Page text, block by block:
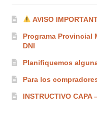
AVISO
Programa Provincial
DNI
Planifiquemos
Para los
INSTRUCTIVO CAPA